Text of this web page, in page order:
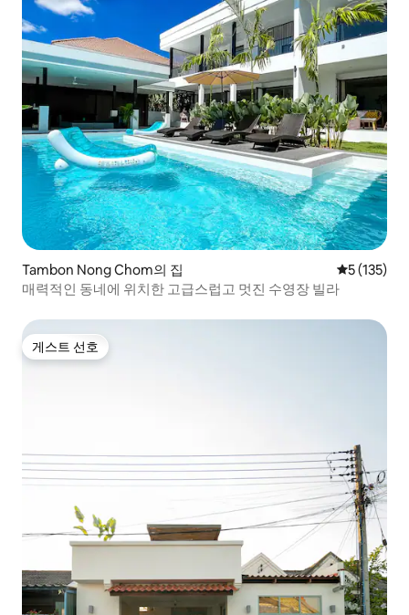
Tambon Nong Chom의 집 평점 5점(5
5 (135)
매력적인 동네에 위치한 고급스럽고 멋진 수영장 빌라
게스트 선호
게스트 선호